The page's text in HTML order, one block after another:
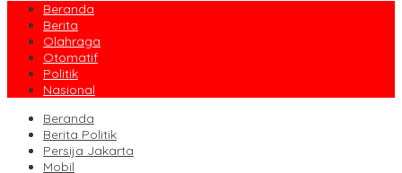
Beranda
Berita
Olahraga
Otomatif
Politik
Nasional
Beranda
Berita Politik
Persija Jakarta
Mobil